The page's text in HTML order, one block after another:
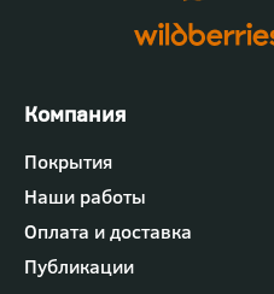
Футер
-
меню
"Компания"
Покрытия
Наши работы
Оплата и доставка
Публикации